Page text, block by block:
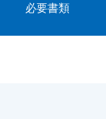
必要書類